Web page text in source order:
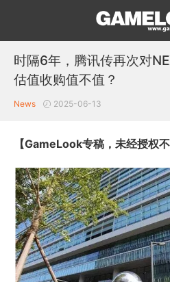
时隔6年，腾讯传再次对
估值收购值不值？
News 2025-06-13
【GameLook专稿，未经授权不